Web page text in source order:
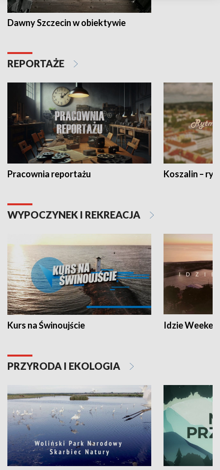
Dawny Szczecin w obiektywie
REPORTAŻE
Pracownia reportażu Koszalin –
WYPOCZYNEK I REKREACJA
Kurs na Świnoujście Idzie
PRZYRODA I EKOLOGIA